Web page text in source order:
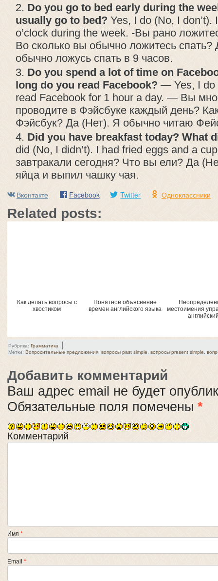
Do you go to bed early during the
usually go to bed? Yes, I do (No, I
o’clock during the week. -Вы рано
Во сколько вы обычно ложитесь
обычно ложусь спать в 9 часов.
Do you spend a lot of time on
long do you read Facebook? — Yes, I do
read Facebook for 1 hour a day. — Вы
проводите в Фэйсбуке каждый день?
Фэйсбук? Да (Нет). Я обычно читаю
Did you have breakfast today? What
did (No, I didn’t). I had fried eggs and a
завтракали сегодня? Что вы ели? Да
яйца и выпил чашку чая.
Вконтакте Facebook Twitter Одноклассники
Related posts:
Как делать вопросы с
хвостиком
Понятное объяснение
времен английского языка
местоимения
Рубрика: Грамматика |
Метки: Вопросительные предложения вопросы past simple вопросы present simple
Добавить комментарий
Ваш адрес email не будет
Обязательные поля помечены *
Комментарий
Имя *
Email *